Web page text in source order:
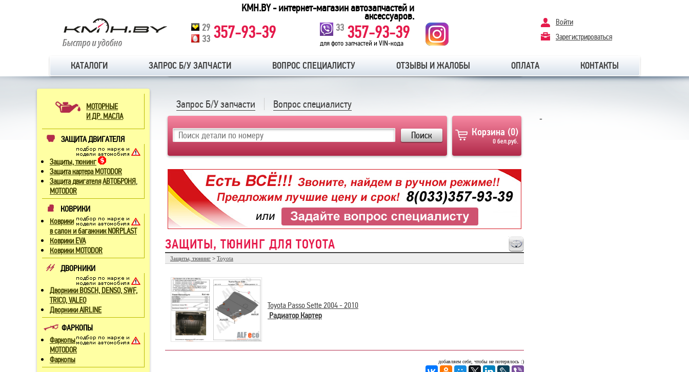
KMH.BY - интернет-магазин автозапчастей и
аксессуаров.
29 357-93-39 33 357-93-39
33 для фото запчастей и VIN-кода
КАТАЛОГИ ЗАПРОС Б/У ЗАПЧАСТИ ВОПРОС СПЕЦИАЛИСТУ ОТЗЫВЫ И ЖАЛОБЫ ОПЛАТА КОНТАКТЫ
Войти
Зарегистрироваться
МОТОРНЫЕ
И ДР. МАСЛА
ЗАЩИТА ДВИГАТЕЛЯ
Защиты, тюнинг
Защита картера MOTODOR
Защита двигателяАВТОБРОНЯ,
MOTODOR
КОВРИКИ
Коврики
в салон и багажник NORPLAST
Коврики EVA
Коврики MOTODOR
ДВОРНИКИ
Дворники BOSCH, DENSO, SWF,
TRICO, VALEO
Дворники AIRLINE
ФАРКОПЫ
Фаркопы
MOTODOR
Фаркопы
ЗАЩИТЫ, ТЮНИНГ ДЛЯ TOYOTA
Защиты, тюнинг > Toyota
Toyota Passo Sette 2004 - 2010
Радиатор Картер
добавляем себе, чтобы не потерялось :)
-
Запрос Б/У запчасти Вопрос специалисту
Корзина (0)
0 бел.руб.